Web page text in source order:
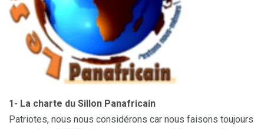
1- La charte du Sillon Panafricain
Patriotes, nous nous considérons car nous faisons toujours